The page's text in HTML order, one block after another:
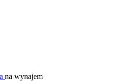
na wynajem